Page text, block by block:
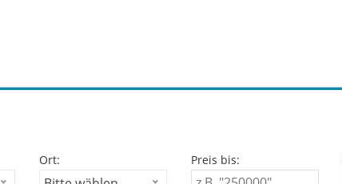
Ort: Preis bis: